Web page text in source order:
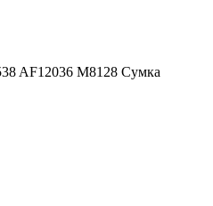
AF12036 M8128 Сумка